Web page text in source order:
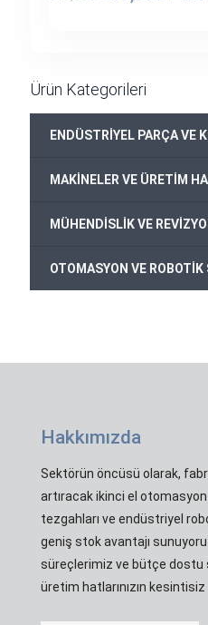
Ürün Kategorileri
ENDÜSTRİYEL PARÇA VE
MAKİNELER VE ÜRETİM
MÜHENDİSLİK VE
OTOMASYON VE ROBOTİK
Hakkımızda
Sektörün öncüsü olarak,
artıracak ikinci el otomasyon
tezgahları ve endüstriyel
geniş stok avantajı
süreçlerimiz ve bütçe dostu
üretim hatlarınızın kesintisiz